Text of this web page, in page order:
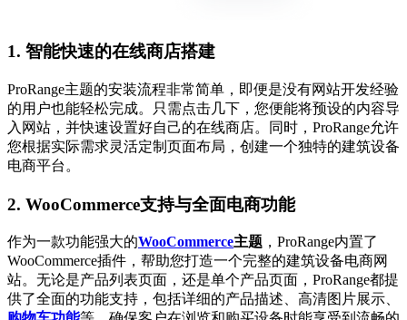
1. 智能快速的在线商店搭建
ProRange主题的安装流程非常简单，即便是没有网站开发经验
的用户也能轻松完成。只需点击几下，您便能将预设的内容导
入网站，并快速设置好自己的在线商店。同时，ProRange允许
您根据实际需求灵活定制页面布局，创建一个独特的建筑设备
电商平台。
2. WooCommerce支持与全面电商功能
作为一款功能强大的WooCommerce主题 ，ProRange内置了
WooCommerce插件，帮助您打造一个完整的建筑设备电商网
站。无论是产品列表页面，还是单个产品页面，ProRange都提
供了全面的功能支持，包括详细的产品描述、高清图片展示、